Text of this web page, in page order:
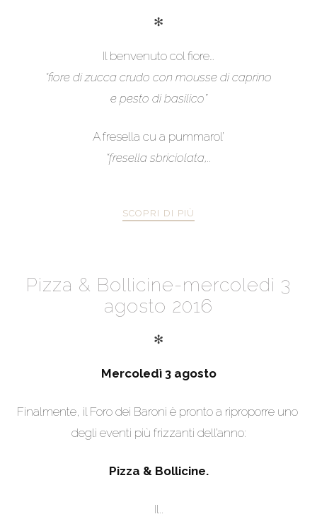
✻
Il benvenuto col fiore…
“fiore di zucca crudo con mousse di caprino
e pesto di basilico”
A fresella cu a pummarol’
“fresella sbriciolata,..
SCOPRI DI PIÙ
Pizza & Bollicine-mercoledì 3
agosto 2016
✻
Mercoledì 3 agosto
Finalmente, il Foro dei Baroni è pronto a riproporre uno
degli eventi più frizzanti dell’anno:
Pizza & Bollicine.
Il..